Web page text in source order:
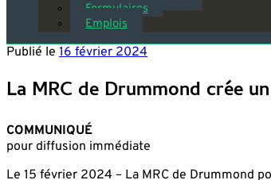
Formulaires
Emplois
Publié le 16 février 2024
La MRC de Drummond crée
COMMUNIQUÉ
pour diffusion immédiate
Le 15 février 2024 – La MRC de Drummond